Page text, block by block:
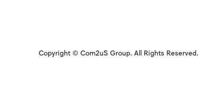
Copyright © Com2uS Group. All Rights Reserved.